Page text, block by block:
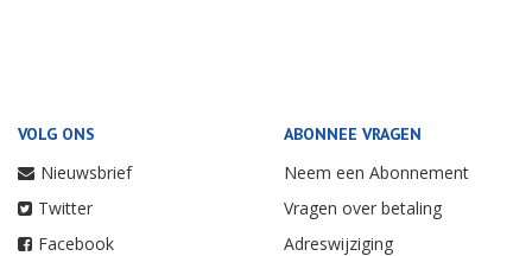
VOLG ONS
Nieuwsbrief
Twitter
Facebook
ABONNEE VRAGEN
Neem een Abonnement
Vragen over betaling
Adreswijziging